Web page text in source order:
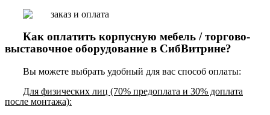
Как оплатить корпусную мебель / торгово-
выставочное оборудование в СибВитрине?
Вы можете выбрать удобный для вас способ оплаты:
Для физических лиц (70% предоплата и 30% доплата
после монтажа):